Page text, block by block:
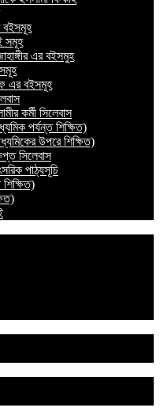
বইসমূহ
সমূহ
এর বইসমুহ
এর বইসমূহ
কর্মী সিলেবাস
পর্যন্ত শিক্ষিত)
উপরে শিক্ষিত)
সিলেবাস
পাঠ্যসূচি
শিক্ষিত)